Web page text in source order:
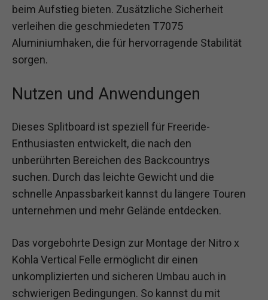
beim Aufstieg bieten. Zusätzliche Sicherheit
verleihen die geschmiedeten T7075
Aluminiumhaken, die für hervorragende Stabilität
sorgen.
Nutzen und Anwendungen
Dieses Splitboard ist speziell für Freeride-
Enthusiasten entwickelt, die nach den
unberührten Bereichen des Backcountrys
suchen. Durch das leichte Gewicht und die
schnelle Anpassbarkeit kannst du längere Touren
unternehmen und mehr Gelände entdecken.
Das vorgebohrte Design zur Montage der Nitro x
Kohla Vertical Felle ermöglicht dir einen
unkomplizierten und sicheren Umbau auch in
schwierigen Bedingungen. So kannst du mit